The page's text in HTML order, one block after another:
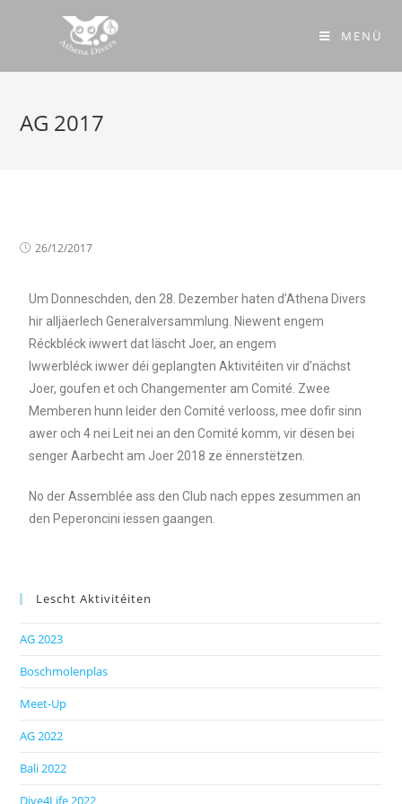
MENÜ
AG 2017
26/12/2017
Um Donneschden, den 28. Dezember haten d’Athena Divers
hir alljäerlech Generalversammlung. Niewent engem
Réckbléck iwwert dat läscht Joer, an engem
Iwwerbléck iwwer déi geplangten Aktivitéiten vir d’nächst
Joer, goufen et och Changementer am Comité. Zwee
Memberen hunn leider den Comité verlooss, mee dofir sinn
awer och 4 nei Leit nei an den Comité komm, vir dësen bei
senger Aarbecht am Joer 2018 ze ënnerstëtzen.
No der Assemblée ass den Club nach eppes zesummen an
den Peperoncini iessen gaangen.
Lescht Aktivitéiten
AG 2023
Boschmolenplas
Meet-Up
AG 2022
Bali 2022
Dive4Life 2022